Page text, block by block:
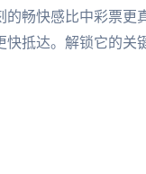
畅快感比中彩票更
抵达。解锁它的关